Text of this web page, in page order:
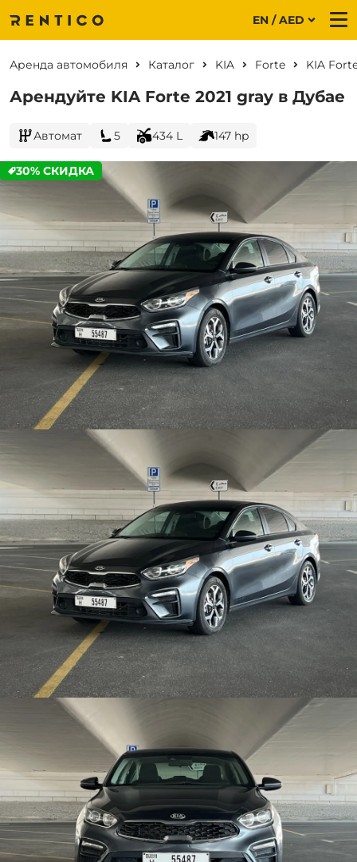
EN / AED
Арендуйте KIA Forte 2021 gray в Дубае
Аренда автомобиля Каталог KIA Forte KIA
Автомат 5 434 L 147 hp
CURRENT PROMOTION:
30% СКИДКА